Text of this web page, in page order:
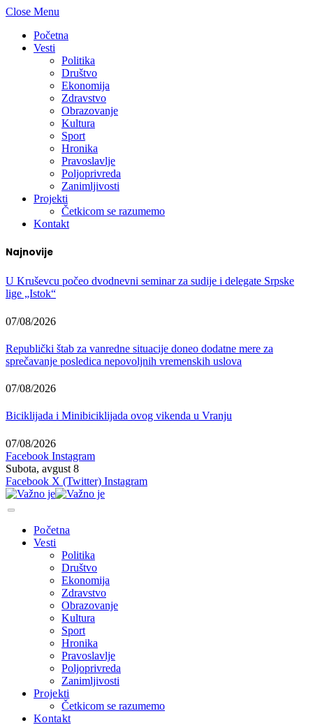
Close Menu
Početna
Vesti
Politika
Društvo
Ekonomija
Zdravstvo
Obrazovanje
Kultura
Sport
Hronika
Pravoslavlje
Poljoprivreda
Zanimljivosti
Projekti
Četkicom se razumemo
Kontakt
Najnovije
U Kruševcu počeo dvodnevni seminar za sudije i delegate Srpske
lige „Istok“
07/08/2026
Republički štab za vanredne situacije doneo dodatne mere za
sprečavanje posledica nepovoljnih vremenskih uslova
07/08/2026
Biciklijada i Minibiciklijada ovog vikenda u Vranju
07/08/2026
Facebook Instagram
Subota, avgust 8
Facebook X (Twitter) Instagram
Početna
Vesti
Politika
Društvo
Ekonomija
Zdravstvo
Obrazovanje
Kultura
Sport
Hronika
Pravoslavlje
Poljoprivreda
Zanimljivosti
Projekti
Četkicom se razumemo
Kontakt